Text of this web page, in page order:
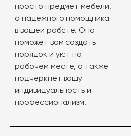
просто предмет мебели,
а надёжного помощника
в вашей работе. Она
поможет вам создать
порядок и уют на
рабочем месте, а также
подчеркнёт вашу
индивидуальность и
профессионализм.